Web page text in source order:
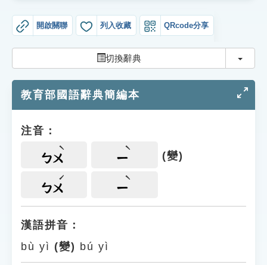
成語故事
索引選單
單字索引
遊戲專區
教學應用
貓頭鷹博士
開啟關聯 列入收藏 QRcode分享
切換辭典 切換
教育部國語辭典簡編本
注音：
ㄅㄨ ㄧ (變)
ㄅㄨ ㄧ
漢語拼音：
bù yì (變) bú yì